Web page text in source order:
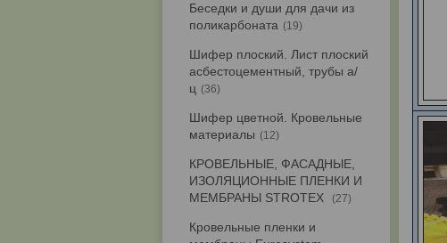
Беседки и души для дачи из
поликарбоната
19
Шифер плоский. Лист плоский
асбестоцементный, трубы а/
ц
36
Шифер цветной. Кровельные
материалы
12
КРОВЕЛЬНЫЕ, ФАСАДНЫЕ,
ИЗОЛЯЦИОННЫЕ ПЛЕНКИ И
МЕМБРАНЫ STROTEX
27
Кровельные пленки и